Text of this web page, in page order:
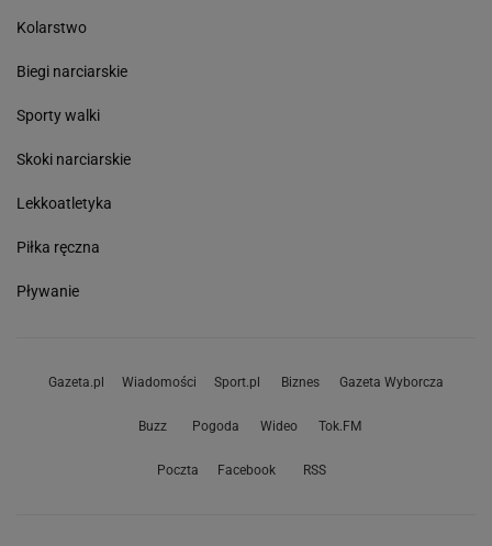
Kolarstwo
Biegi narciarskie
Sporty walki
Skoki narciarskie
Lekkoatletyka
Piłka ręczna
Pływanie
Gazeta.pl Wiadomości Sport.pl Biznes Gazeta Wyborcza
Buzz Pogoda Wideo Tok.FM
Poczta Facebook RSS